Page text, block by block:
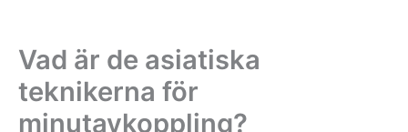
Vad är de asiatiska
teknikerna för
minutavkoppling?